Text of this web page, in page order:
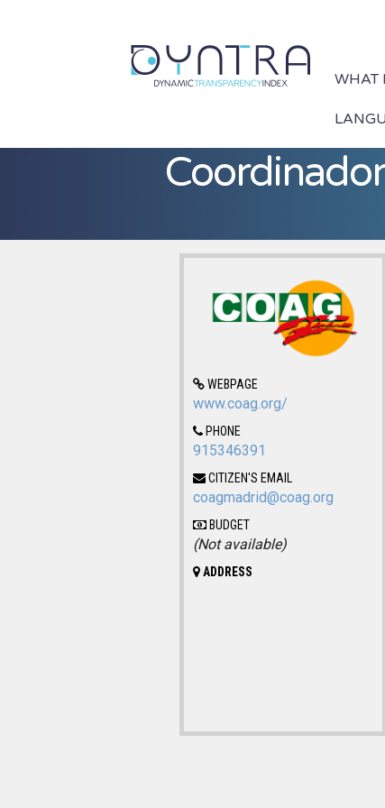
WHAT
WEBPAGE
www.coag.org/
PHONE
915346391
CITIZEN'S EMAIL
coagmadrid@coag.org
BUDGET
(Not available)
ADDRESS